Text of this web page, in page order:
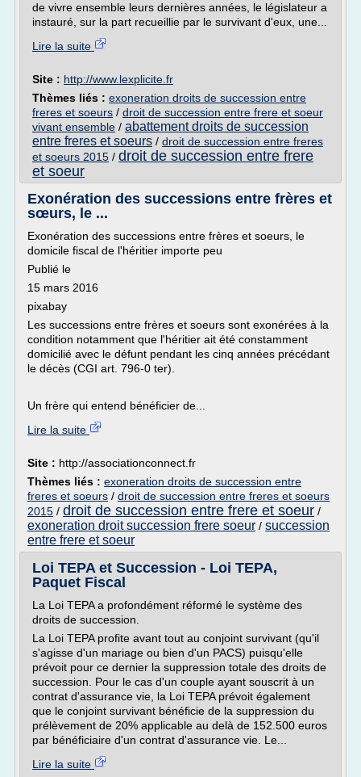
de vivre ensemble leurs dernières années, le législateur a
instauré, sur la part recueillie par le survivant d'eux, une...
Lire la suite
Site : http://www.lexplicite.fr
Thèmes liés : exoneration droits de succession entre
freres et soeurs / droit de succession entre frere et soeur
vivant ensemble / abattement droits de succession
entre freres et soeurs / droit de succession entre freres
et soeurs 2015 / droit de succession entre frere
et soeur
Exonération des successions entre frères et
sœurs, le ...
Exonération des successions entre frères et soeurs, le
domicile fiscal de l'héritier importe peu
Publié le
15 mars 2016
pixabay
Les successions entre frères et soeurs sont exonérées à la
condition notamment que l'héritier ait été constamment
domicilié avec le défunt pendant les cinq années précédant
le décès (CGI art. 796-0 ter).
Un frère qui entend bénéficier de...
Lire la suite
Site : http://associationconnect.fr
Thèmes liés : exoneration droits de succession entre
freres et soeurs / droit de succession entre freres et soeurs
2015 / droit de succession entre frere et soeur /
exoneration droit succession frere soeur / succession
entre frere et soeur
Loi TEPA et Succession - Loi TEPA,
Paquet Fiscal
La Loi TEPA a profondément réformé le système des
droits de succession.
La Loi TEPA profite avant tout au conjoint survivant (qu'il
s'agisse d'un mariage ou bien d'un PACS) puisqu'elle
prévoit pour ce dernier la suppression totale des droits de
succession. Pour le cas d'un couple ayant souscrit à un
contrat d'assurance vie, la Loi TEPA prévoit également
que le conjoint survivant bénéficie de la suppression du
prélèvement de 20% applicable au delà de 152.500 euros
par bénéficiaire d'un contrat d'assurance vie. Le...
Lire la suite